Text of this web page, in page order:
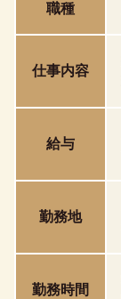
職種
仕事内容
給与
勤務地
勤務時間